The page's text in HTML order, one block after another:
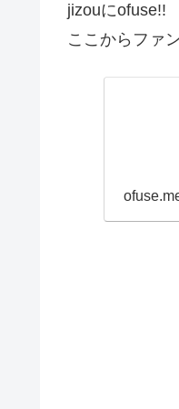
jizouにofuse!!
ここからファ